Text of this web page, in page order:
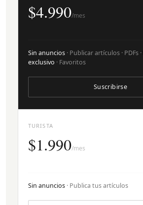
TURISTA
$1.990/mes
Sin anuncios · Publica tus artículos
$4.990/mes
Sin anuncios · Publicar artículos · PDFs ·
exclusivo · Favoritos
Suscribirse